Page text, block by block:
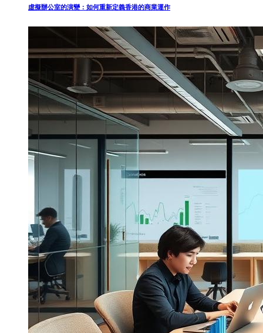
虛擬辦公室的演變：如何重新定義香港的商業運作